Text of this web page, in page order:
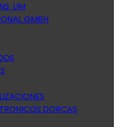
LIM
GMBH
DORCAS